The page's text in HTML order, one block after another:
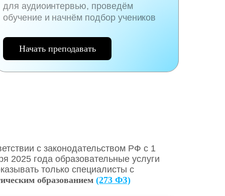
для аудиоинтервью, проведём
обучение и начнём подбор учеников
Начать преподавать
с законодательством РФ c 1
2025 года образовательные услуги
только специалисты с
образованием (273 ФЗ)